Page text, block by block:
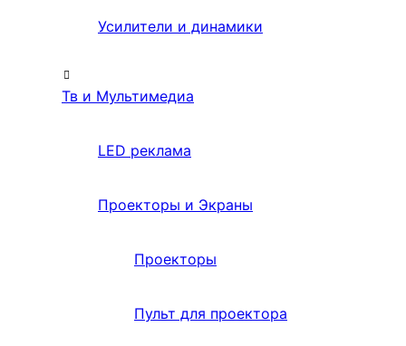
Усилители и динамики
Тв и Мультимедиа
LED реклама
Проекторы и Экраны
Проекторы
Пульт для проектора